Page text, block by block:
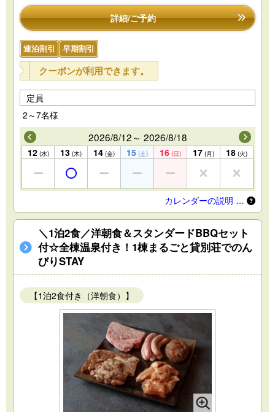
詳細/ご予約
連泊割引 早期割引
クーポンが利用できます。
定員
2～7名様
2026/8/12～ 2026/8/18
12 (水) 13 (木) 14 (金) 15 (土) 16 (日) 17 (月) 18 (火)
カレンダーの説明 …
＼1泊2食／洋朝食＆スタンダードBBQセット
付☆全棟温泉付き！1棟まるごと貸別荘でのん
びりSTAY
【1泊2食付き（洋朝食）】